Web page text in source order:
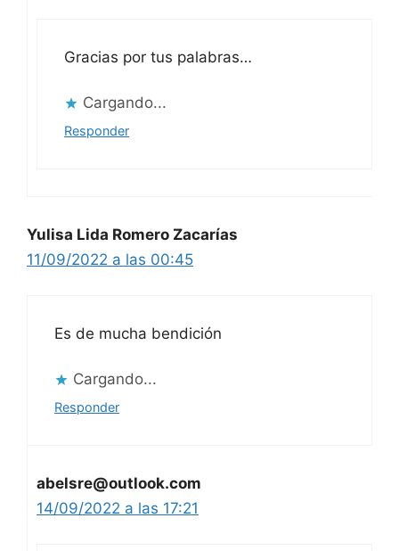
Gracias por tus palabras…
Cargando...
Responder
Yulisa Lida Romero Zacarías
11/09/2022 a las 00:45
Es de mucha bendición
Cargando...
Responder
abelsre@outlook.com
14/09/2022 a las 17:21